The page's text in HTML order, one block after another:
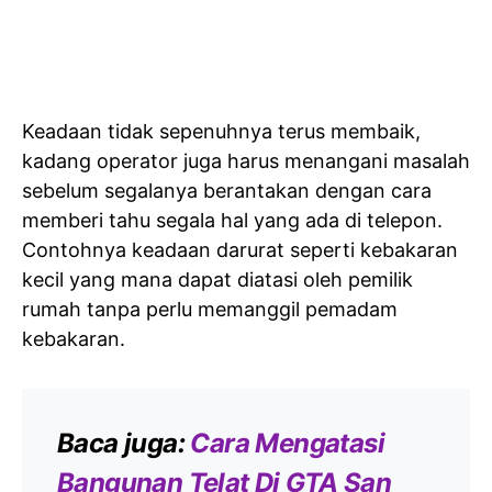
Keadaan tidak sepenuhnya terus membaik,
kadang operator juga harus menangani masalah
sebelum segalanya berantakan dengan cara
memberi tahu segala hal yang ada di telepon.
Contohnya keadaan darurat seperti kebakaran
kecil yang mana dapat diatasi oleh pemilik
rumah tanpa perlu memanggil pemadam
kebakaran.
Baca juga:Cara Mengatasi
Bangunan Telat Di GTA San